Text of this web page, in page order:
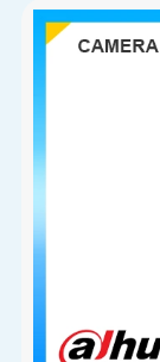
hồng ngoại tầm
256GB ONVIF